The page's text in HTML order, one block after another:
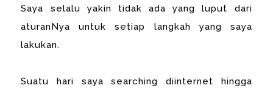
Saya selalu yakin tidak ada yang luput dari
aturanNya untuk setiap langkah yang saya
lakukan.
Suatu hari saya searching diinternet hingga